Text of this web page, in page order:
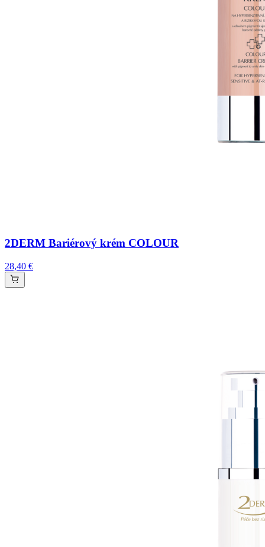
2DERM Bariérový krém COLOUR
28,40 €